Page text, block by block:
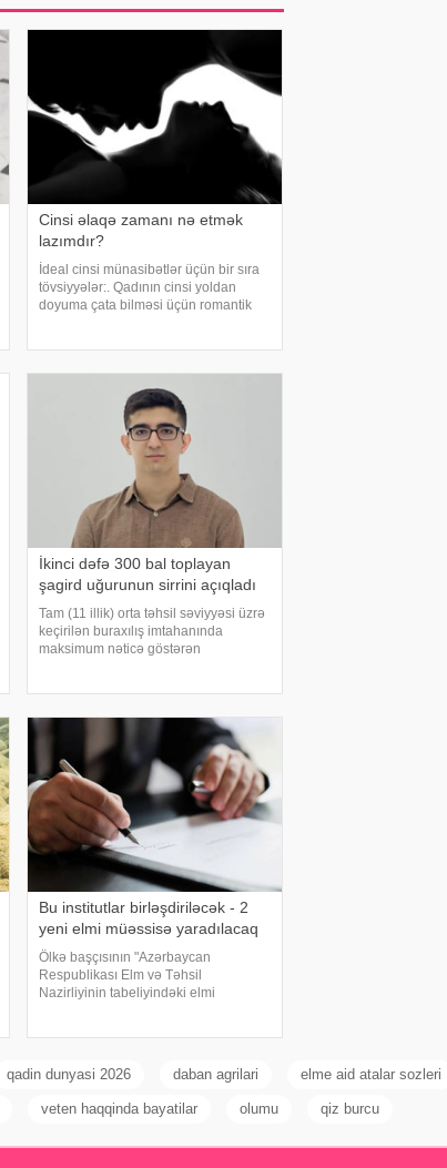
Cinsi əlaqə zamanı nə etmək
lazımdır?
İdeal cinsi münasibətlər üçün bir sıra
tövsiyyələr:. Qadının cinsi yoldan
doyuma çata bilməsi üçün romantik
sözlərində
İkinci dəfə 300 bal toplayan
şagird uğurunun sirrini açıqladı
Tam (11 illik) orta təhsil səviyyəsi üzrə
keçirilən buraxılış imtahanında
maksimum nəticə göstərən
oğlu Həsənlidir. O
Bu institutlar birləşdiriləcək - 2
yeni elmi müəssisə yaradılacaq
Ölkə başçısının "Azərbaycan
Respublikası Elm və Təhsil
Nazirliyinin tabeliyindəki elmi
qadin dunyasi 2026 daban agrilari elme aid atalar sozleri
veten haqqinda bayatilar olumu qiz burcu